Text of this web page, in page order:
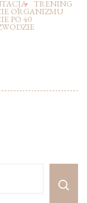
TRENING
ORGANIZMU
PO 40